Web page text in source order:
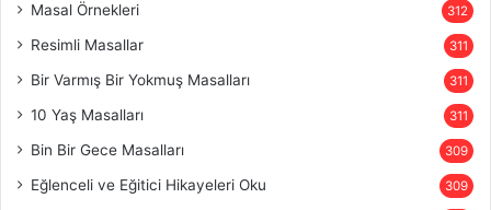
Masal Örnekleri 312
Resimli Masallar 311
Bir Varmış Bir Yokmuş Masalları 311
10 Yaş Masalları 311
Bin Bir Gece Masalları 309
Eğlenceli ve Eğitici Hikayeleri Oku 309